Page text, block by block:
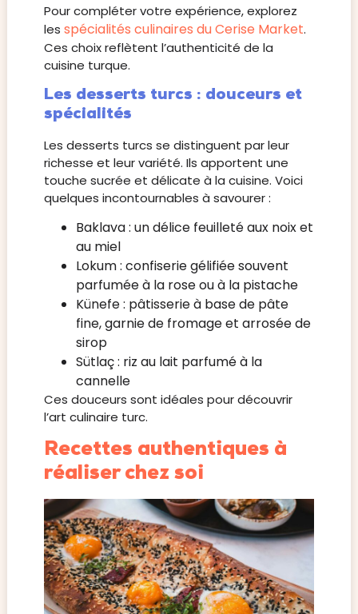
Pour compléter votre expérience, explorez
les spécialités culinaires du Cerise Market.
Ces choix reflètent l’authenticité de la
cuisine turque.
Les desserts turcs : douceurs et
spécialités
Les desserts turcs se distinguent par leur
richesse et leur variété. Ils apportent une
touche sucrée et délicate à la cuisine. Voici
quelques incontournables à savourer :
Baklava : un délice feuilleté aux noix et
au miel
Lokum : confiserie gélifiée souvent
parfumée à la rose ou à la pistache
Künefe : pâtisserie à base de pâte
fine, garnie de fromage et arrosée de
sirop
Sütlaç : riz au lait parfumé à la
cannelle
Ces douceurs sont idéales pour découvrir
l’art culinaire turc.
Recettes authentiques à
réaliser chez soi